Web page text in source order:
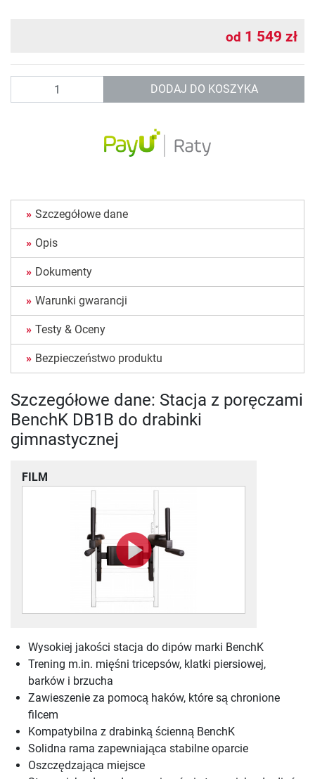
od 1 549 zł
DODAJ DO KOSZYKA
Szczegółowe dane
Opis
Dokumenty
Warunki gwarancji
Testy & Oceny
Bezpieczeństwo produktu
Szczegółowe dane: Stacja z poręczami
BenchK DB1B do drabinki
gimnastycznej
FILM
Wysokiej jakości stacja do dipów marki BenchK
Trening m.in. mięśni tricepsów, klatki piersiowej,
barków i brzucha
Zawieszenie za pomocą haków, które są chronione
filcem
Kompatybilna z drabinką ścienną BenchK
Solidna rama zapewniająca stabilne oparcie
Oszczędzająca miejsce